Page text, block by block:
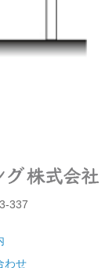
337
わせ